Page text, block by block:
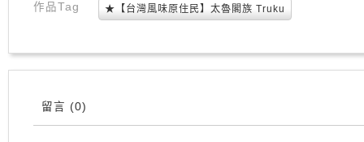
作品Tag ★【台灣風味原住民】太魯閣族 Truku
留言 (0)